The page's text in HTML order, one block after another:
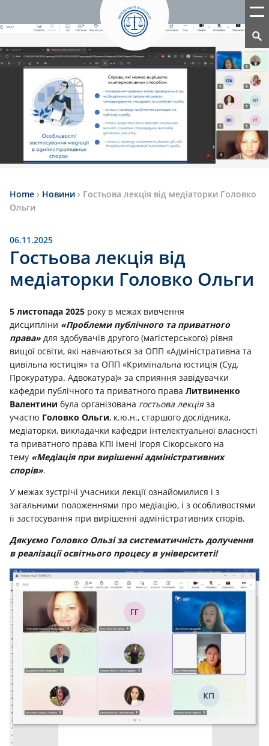
Home › Новини › Гостьова лекція від медіаторки Головко
Ольги
06.11.2025
Гостьова лекція від
медіаторки Головко Ольги
5 листопада 2025 року в межах вивчення
дисципліни «Проблеми публічного та приватного
права» для здобувачів другого (магістерського) рівня
вищої освіти, які навчаються за ОПП «Адміністративна та
цивільна юстиція» та ОПП «Кримінальна юстиція (Суд.
Прокуратура. Адвокатура)» за сприяння завідувачки
кафедри публічного та приватного права Литвиненко
Валентини була організована гостьова лекціяза
участю Головко Ольги, к.ю.н., старшого дослідника,
медіаторки, викладачки кафедри інтелектуальної власності
та приватного права КПІ імені Ігоря Сікорського на
тему «Медіація при вирішенні адміністративних
спорів».
У межах зустрічі учасники лекції ознайомилися і з
загальними положеннями про медіацію, і з особливостями
її застосування при вирішенні адміністративних спорів.
Дякуємо Головко Ользі за систематичність долучення
в реалізації освітнього процесу в університеті!